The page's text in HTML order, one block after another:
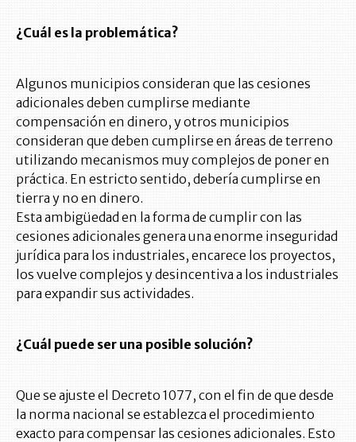
¿Cuál es la problemática?
Algunos municipios consideran que las cesiones
adicionales deben cumplirse mediante
compensación en dinero, y otros municipios
consideran que deben cumplirse en áreas de terreno
utilizando mecanismos muy complejos de poner en
práctica. En estricto sentido, debería cumplirse en
tierra y no en dinero.
Esta ambigüedad en la forma de cumplir con las
cesiones adicionales genera una enorme inseguridad
jurídica para los industriales, encarece los proyectos,
los vuelve complejos y desincentiva a los industriales
para expandir sus actividades.
¿Cuál puede ser una posible solución?
Que se ajuste el Decreto 1077, con el fin de que desde
la norma nacional se establezca el procedimiento
exacto para compensar las cesiones adicionales. Esto